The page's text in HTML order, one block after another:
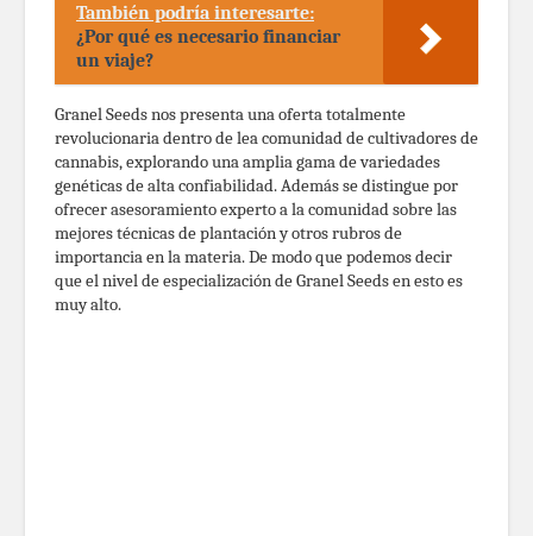
También podría interesarte:
¿Por qué es necesario financiar
un viaje?
Granel Seeds nos presenta una oferta totalmente
revolucionaria dentro de lea comunidad de cultivadores de
cannabis, explorando una amplia gama de variedades
genéticas de alta confiabilidad. Además se distingue por
ofrecer asesoramiento experto a la comunidad sobre las
mejores técnicas de plantación y otros rubros de
importancia en la materia. De modo que podemos decir
que el nivel de especialización de Granel Seeds en esto es
muy alto.